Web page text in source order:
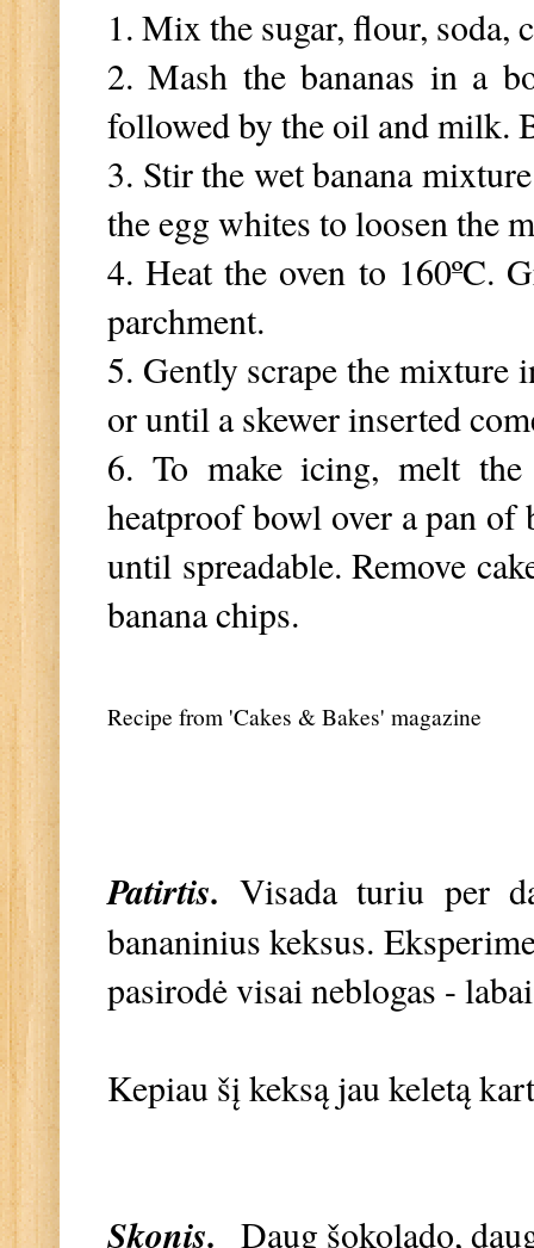
1. Mix the sugar, flour, soda,
2. Mash the bananas in a
followed by the oil and milk.
3. Stir the wet banana
the egg whites to loosen the
4. Heat the oven to 160ºC.
parchment.
5. Gently scrape the mixture
or until a skewer inserted
6. To make icing, melt
heatproof bowl over a pan
until spreadable. Remove
banana chips.
Recipe from 'Cakes & Bakes' magazine
Patirtis. Visada turiu per
bananinius keksus.
pasirodė visai neblogas -
Kepiau šį keksą jau keletą
Skonis. Daug šokolado,